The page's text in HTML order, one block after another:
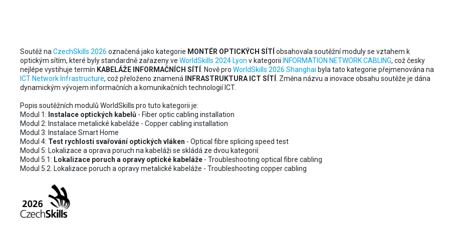
Soutěž naCzechSkills 2026 označená jako kategorie MONTÉR OPTICKÝCH SÍTÍ obsahovala soutěžní moduly se vztahem k
optickým sítím, které byly standardně zařazeny ve WorldSkills 2024 Lyon v kategorii INFORMATION NETWORK CABLING, což česky
nejlépe vystihuje termín KABELÁŽE INFORMAČNÍCH SÍTÍ . Nově pro WorldSkills 2026 Shanghai byla tato kategorie přejmenována na
ICT Network Infrastructure, což přeloženo znamená INFRASTRUKTURA ICT SÍTÍ . Změna názvu a inovace obsahu soutěže je dána
dynamickým vývojem informačních a komunikačních technologií ICT.
Popis soutěžních modulů WorldSkills pro tuto kategorii je:
Modul 1: Instalace optických kabelů - Fiber optic cabling installation
Modul 2: Instalace metalické kabeláže - Copper cabling installation
Modul 3: Instalace Smart Home
Modul 4: Test rychlosti svařování optických vláken - Optical fibre splicing speed test
Modul 5: Lokalizace a oprava poruch na kabeláži se skládá ze dvou kategorií:
Modul 5.1: Lokalizace poruch a opravy optické kabeláže - Troubleshooting optical fibre cabling
Modul 5.2. Lokalizace poruch a opravy metalické kabeláže - Troubleshooting copper cabling